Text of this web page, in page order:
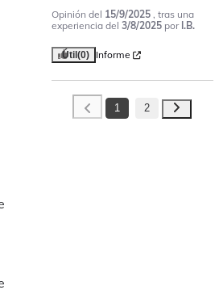
Opinión del 15/9/2025 , tras una
experiencia del 3/8/2025 por I.B.
Útil (0) Informe
1 2